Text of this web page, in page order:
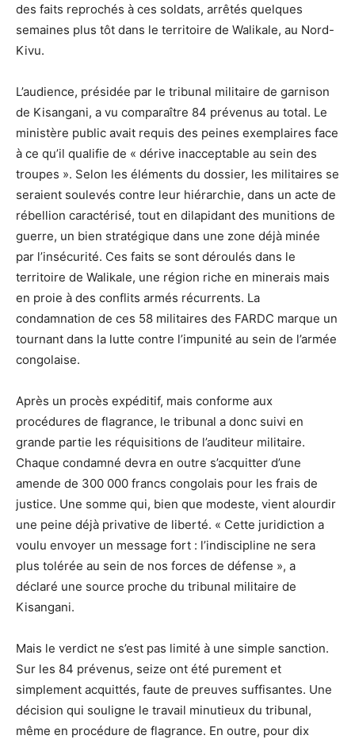
des faits reprochés à ces soldats, arrêtés quelques
semaines plus tôt dans le territoire de Walikale, au Nord-
Kivu.
L’audience, présidée par le tribunal militaire de garnison
de Kisangani, a vu comparaître 84 prévenus au total. Le
ministère public avait requis des peines exemplaires face
à ce qu’il qualifie de « dérive inacceptable au sein des
troupes ». Selon les éléments du dossier, les militaires se
seraient soulevés contre leur hiérarchie, dans un acte de
rébellion caractérisé, tout en dilapidant des munitions de
guerre, un bien stratégique dans une zone déjà minée
par l’insécurité. Ces faits se sont déroulés dans le
territoire de Walikale, une région riche en minerais mais
en proie à des conflits armés récurrents. La
condamnation de ces 58 militaires des FARDC marque un
tournant dans la lutte contre l’impunité au sein de l’armée
congolaise.
Après un procès expéditif, mais conforme aux
procédures de flagrance, le tribunal a donc suivi en
grande partie les réquisitions de l’auditeur militaire.
Chaque condamné devra en outre s’acquitter d’une
amende de 300 000 francs congolais pour les frais de
justice. Une somme qui, bien que modeste, vient alourdir
une peine déjà privative de liberté. « Cette juridiction a
voulu envoyer un message fort : l’indiscipline ne sera
plus tolérée au sein de nos forces de défense », a
déclaré une source proche du tribunal militaire de
Kisangani.
Mais le verdict ne s’est pas limité à une simple sanction.
Sur les 84 prévenus, seize ont été purement et
simplement acquittés, faute de preuves suffisantes. Une
décision qui souligne le travail minutieux du tribunal,
même en procédure de flagrance. En outre, pour dix